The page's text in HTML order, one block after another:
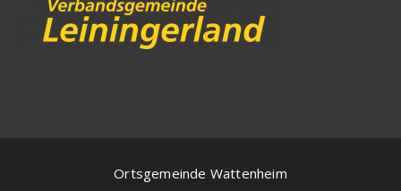
Ortsgemeinde Wattenheim